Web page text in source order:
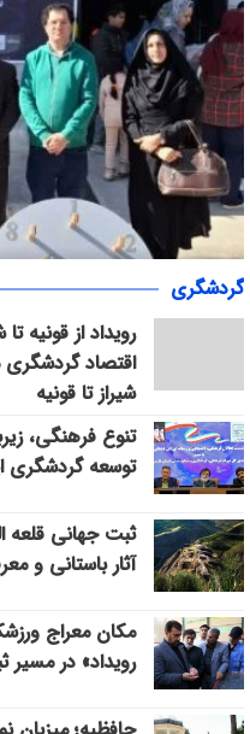
«سپاس» در میانرود شیراز
خدمات اجتماعی با حضور ۳۰۰ شهروند
گردشگری
رویداد از قونیه
اقتصاد گردشگری
شیراز تا قونیه
تنوع فرهنگی،
توسعه گردشگری
ثبت جهانی قلعه
آثار باستانی و
مکان معراج
رویداد» در